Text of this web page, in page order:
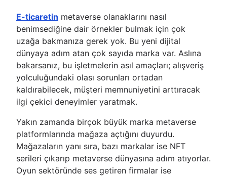
E-ticaretin metaverse olanaklarını nasıl
benimsediğine dair örnekler bulmak için çok
uzağa bakmanıza gerek yok. Bu yeni dijital
dünyaya adım atan çok sayıda marka var. Aslına
bakarsanız, bu işletmelerin asıl amaçları; alışveriş
yolculuğundaki olası sorunları ortadan
kaldırabilecek, müşteri memnuniyetini arttıracak
ilgi çekici deneyimler yaratmak.
Yakın zamanda birçok büyük marka metaverse
platformlarında mağaza açtığını duyurdu.
Mağazaların yanı sıra, bazı markalar ise NFT
serileri çıkarıp metaverse dünyasına adım atıyorlar.
Oyun sektöründe ses getiren firmalar ise